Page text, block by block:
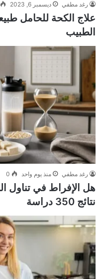
رغد مطفي ديسمبر 6, 2023
الطبيب
رغد مطفي منذ يوم واحد 0
هل الإفراط في تناول
نتائج 350 دراسة